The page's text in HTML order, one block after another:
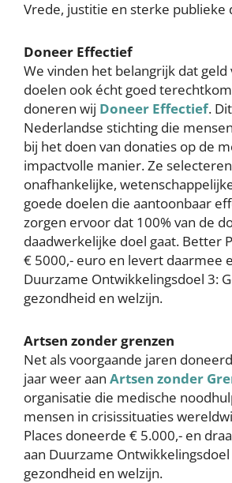
Vrede, justitie en sterke publieke
Doneer Effectief
We vinden het belangrijk dat geld
doelen ook écht goed
doneren wij Doneer Effectief.
Nederlandse stichting die
bij het doen van donaties op de
impactvolle manier. Ze
onafhankelijke,
goede doelen die aantoonbaar
zorgen ervoor dat 100% van de
daadwerkelijke doel gaat. Better
€ 5000,- euro en levert daarmee
Duurzame Ontwikkelingsdoel 3:
gezondheid en welzijn.
Artsen zonder grenzen
Net als voorgaande jaren
jaar weer aan Artsen zonder
organisatie die medische
mensen in crisissituaties
Places doneerde € 5.000,- en
aan Duurzame Ontwikkelingsdoel
gezondheid en welzijn.